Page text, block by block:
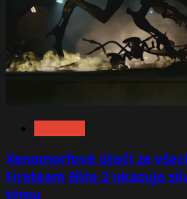
Xenomorfové útočí ze
Fireteam Elite 2 ukazuje
týmu